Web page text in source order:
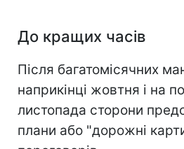
До кращих часів
Після багатомісячних
наприкінці жовтня і на
листопада сторони
плани або "дорожні